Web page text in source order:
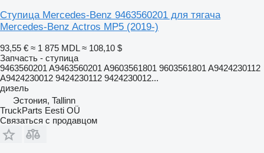
Ступица Mercedes-Benz 9463560201 для тягача
Mercedes-Benz Actros MP5 (2019-)
93,55 € ≈ 1 875 MDL ≈ 108,10 $
Запчасть - ступица
9463560201 A9463560201 A9603561801 9603561801 A9424230112
A9424230012 9424230112 9424230012...
дизель
Эстония, Tallinn
TruckParts Eesti OÜ
Связаться с продавцом